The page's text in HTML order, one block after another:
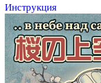
Инструкция